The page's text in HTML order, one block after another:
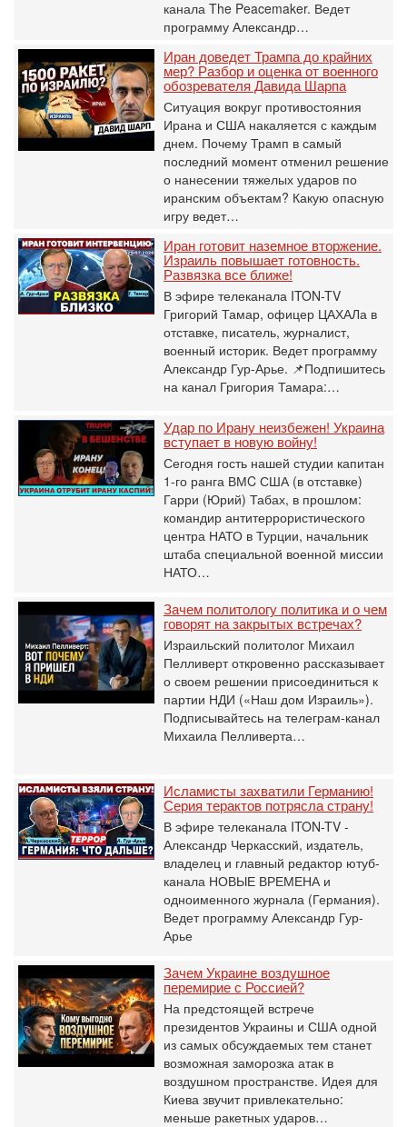
канала The Peacemaker. Ведет
программу Александр…
Иран доведет Трампа до крайних
мер? Разбор и оценка от военного
обозревателя Давида Шарпа
Ситуация вокруг противостояния
Ирана и США накаляется с каждым
днем. Почему Трамп в самый
последний момент отменил решение
о нанесении тяжелых ударов по
иранским объектам? Какую опасную
игру ведет…
Иран готовит наземное вторжение.
Израиль повышает готовность.
Развязка все ближе!
В эфире телеканала ITON-TV
Григорий Тамар, офицер ЦАХАЛа в
отставке, писатель, журналист,
военный историк. Ведет программу
Александр Гур-Арье. 📌Подпишитесь
на канал Григория Тамара:…
Удар по Ирану неизбежен! Украина
вступает в новую войну!
Сегодня гость нашей студии капитан
1-го ранга ВМC США (в отставке)
Гарри (Юрий) Табах, в прошлом:
командир антитеррористического
центра НАТО в Турции, начальник
штаба специальной военной миссии
НАТО…
Зачем политологу политика и о чем
говорят на закрытых встречах?
Израильский политолог Михаил
Пелливерт откровенно рассказывает
о своем решении присоединиться к
партии НДИ («Наш дом Израиль»).
Подписывайтесь на телеграм-канал
Михаила Пелливерта…
Исламисты захватили Германию!
Серия терактов потрясла страну!
В эфире телеканала ITON-TV -
Александр Черкасский, издатель,
владелец и главный редактор ютуб-
канала НОВЫЕ ВРЕМЕНА и
одноименного журнала (Германия).
Ведет программу Александр Гур-
Арье
Зачем Украине воздушное
перемирие с Россией?
На предстоящей встрече
президентов Украины и США одной
из самых обсуждаемых тем станет
возможная заморозка атак в
воздушном пространстве. Идея для
Киева звучит привлекательно:
меньше ракетных ударов…